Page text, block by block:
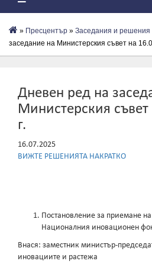
» Пресцентър » Заседания и
заседание на Министерския съвет на
Дневен ред на
Министерския
г.
16.07.2025
ВИЖТЕ РЕШЕНИЯТА НАКРАТКО
Постановление за приемане
Националния иновационен
Внася: заместник министър-
иновациите и растежа